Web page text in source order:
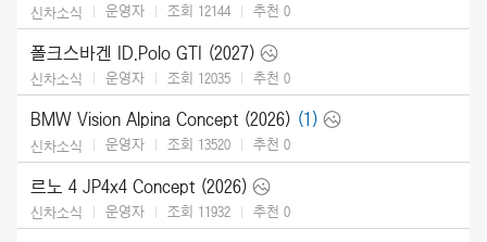
신차소식 운영자 조회 12144 추천 0
폴크스바겐 ID.Polo GTI (2027)
신차소식 운영자 조회 12035 추천 0
BMW Vision Alpina Concept (2026) (1)
신차소식 운영자 조회 13520 추천 0
르노 4 JP4x4 Concept (2026)
신차소식 운영자 조회 11932 추천 0